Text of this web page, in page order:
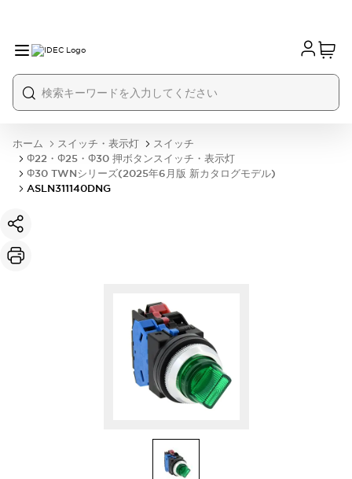
ホーム スイッチ・表示灯
スイッチ
Φ22・Φ25・Φ30 押ボタンスイッチ・表示灯
Φ30 TWNシリーズ(2025年6月版 新カタログモデル)
ASLN311140DNG